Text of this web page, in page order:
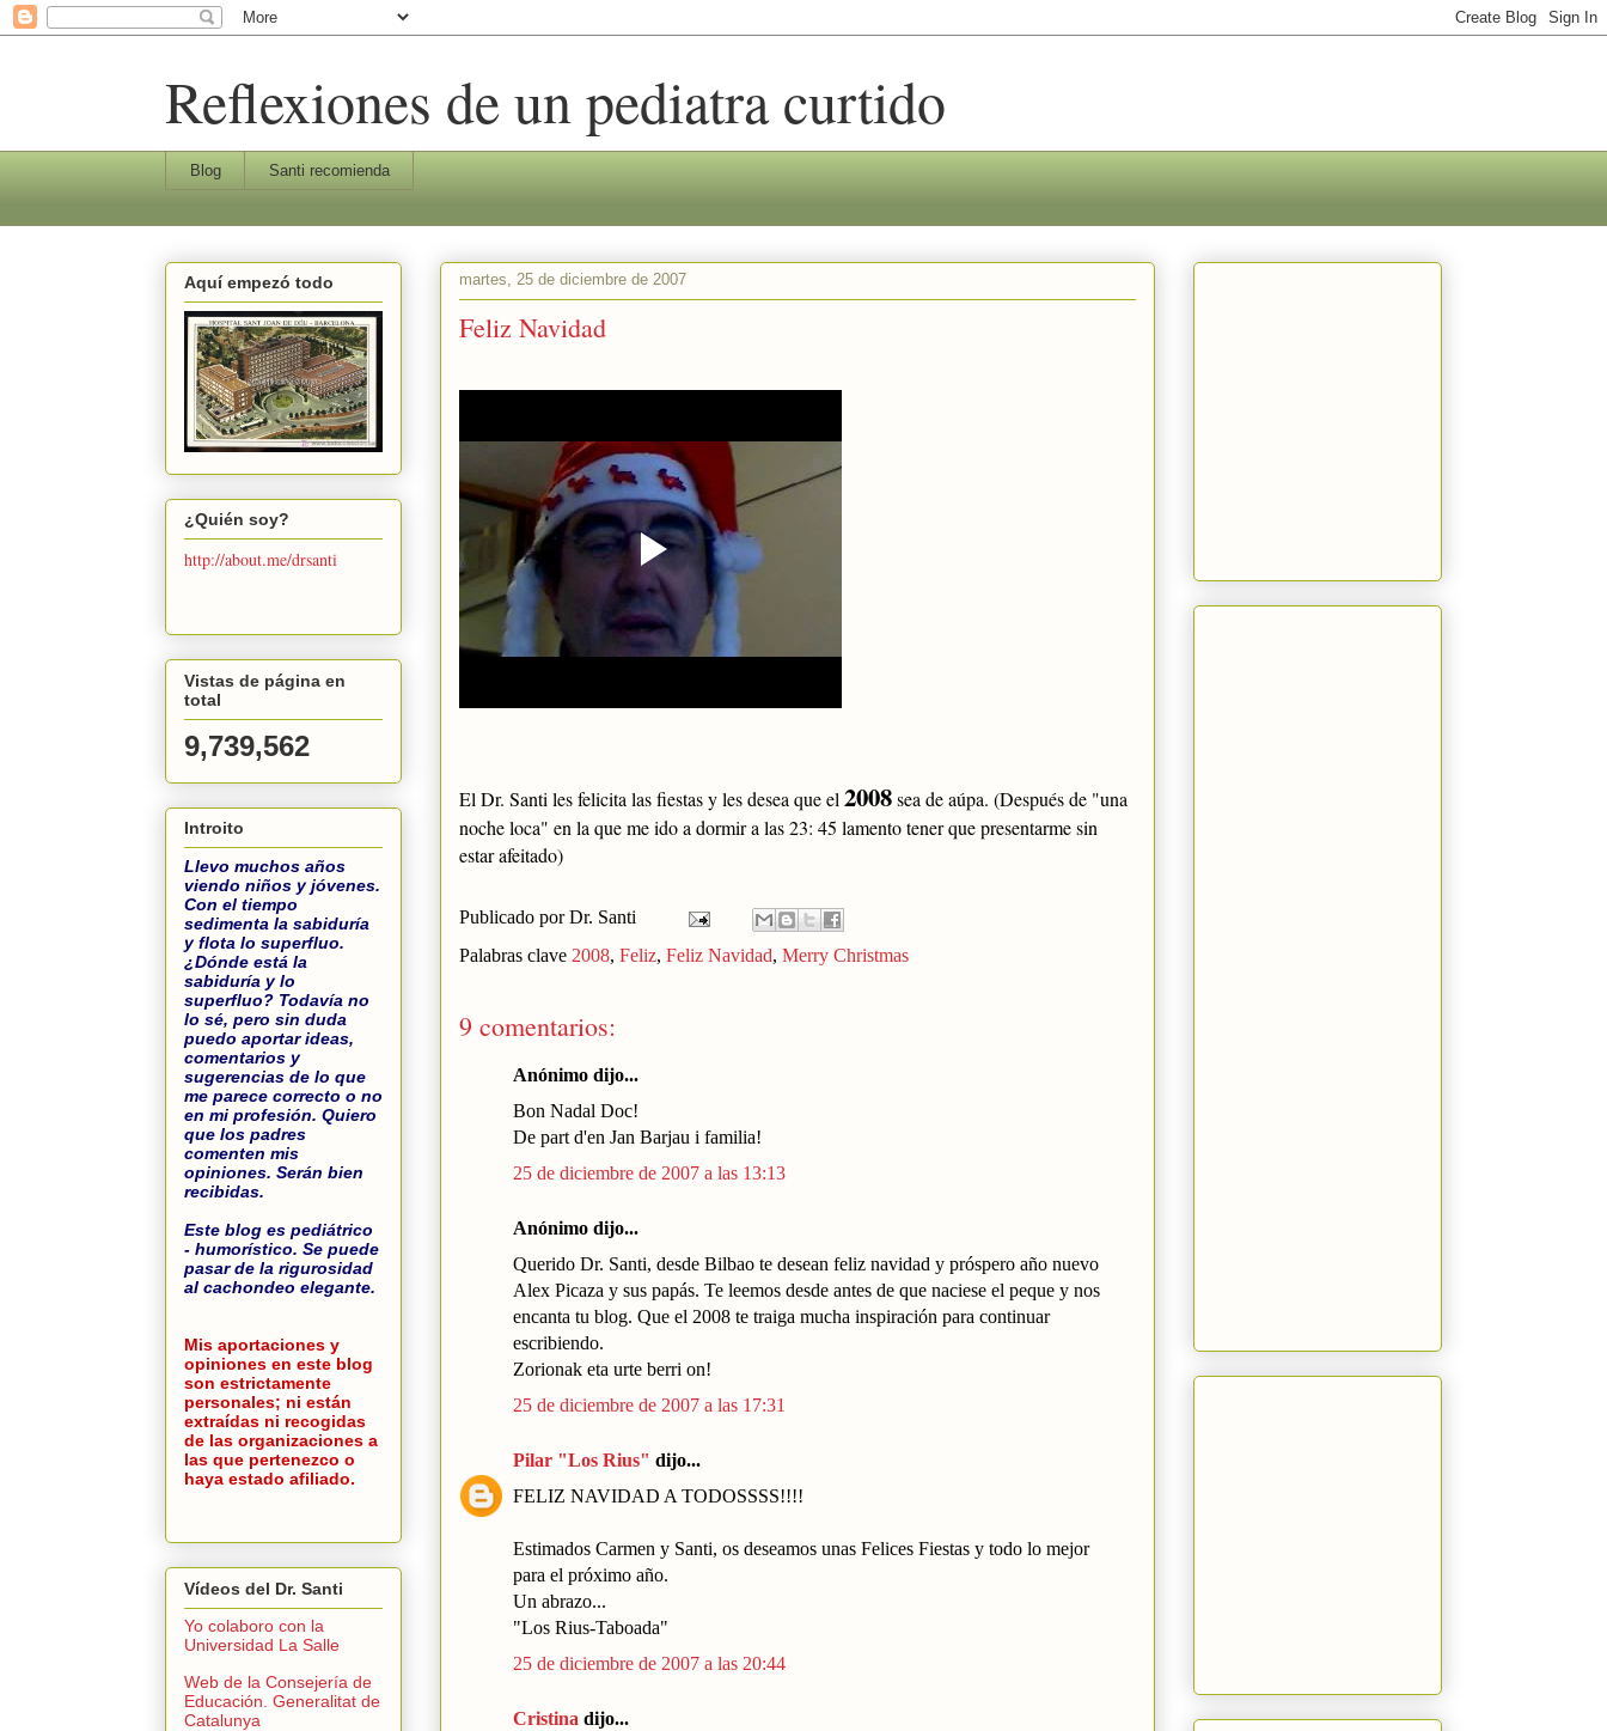
Reflexiones de un pediatra curtido
Blog Santi recomienda
martes, 25 de diciembre de 2007
Feliz Navidad
El Dr. Santi les felicita las fiestas y les desea que el 2008sea de aúpa. (Después de "una
noche loca" en la que me ido a dormir a las 23: 45 lamento tener que presentarme sin
estar afeitado)
Publicado porDr. Santi
Palabras clave 2008, Feliz, Feliz Navidad, Merry Christmas
9 comentarios:
Anónimo dijo...
Bon Nadal Doc!
De part d'en Jan Barjau i familia!
25 de diciembre de 2007 a las 13:13
Anónimo dijo...
Querido Dr. Santi, desde Bilbao te desean feliz navidad y próspero año nuevo
Alex Picaza y sus papás. Te leemos desde antes de que naciese el peque y nos
encanta tu blog. Que el 2008 te traiga mucha inspiración para continuar
escribiendo.
Zorionak eta urte berri on!
25 de diciembre de 2007 a las 17:31
Pilar "Los Rius" dijo...
FELIZ NAVIDAD A TODOSSSS!!!!
Estimados Carmen y Santi, os deseamos unas Felices Fiestas y todo lo mejor
para el próximo año.
Un abrazo...
"Los Rius-Taboada"
25 de diciembre de 2007 a las 20:44
Cristina dijo...
Aquí empezó todo
¿Quién soy?
http://about.me/drsanti
Vistas de página en
total
9,739,562
Introito
Llevo muchos años
viendo niños y jóvenes.
Con el tiempo
sedimenta la sabiduría
y flota lo superfluo.
¿Dónde está la
sabiduría y lo
superfluo? Todavía no
lo sé, pero sin duda
puedo aportar ideas,
comentarios y
sugerencias de lo que
me parece correcto o no
en mi profesión. Quiero
que los padres
comenten mis
opiniones. Serán bien
recibidas.
Este blog es pediátrico
- humorístico. Se puede
pasar de la rigurosidad
al cachondeo elegante.
Mis aportaciones y
opiniones en este blog
son estrictamente
personales; ni están
extraídas ni recogidas
de las organizaciones a
las que pertenezco o
haya estado afiliado.
Vídeos del Dr. Santi
Yo colaboro con la
Universidad La Salle
Web de la Consejería de
Educación. Generalitat de
Catalunya